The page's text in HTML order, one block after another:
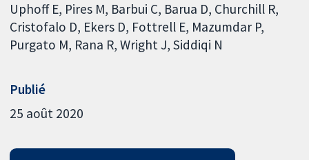
Uphoff E Pires M Barbui C Barua D Churchill R
Cristofalo D Ekers D Fottrell E Mazumdar P
Purgato M Rana R Wright J Siddiqi N
Publié
25 août 2020